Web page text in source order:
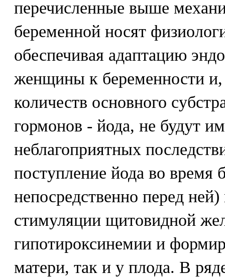
перечисленные выше
беременной носят
обеспечивая адаптацию
женщины к беременности
количеств основного
гормонов - йода, не будут
неблагоприятных
поступление йода во время
непосредственно перед
стимуляции щитовидной
гипотироксинемии и
матери, так и у плода. В